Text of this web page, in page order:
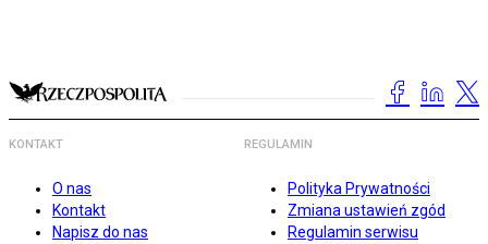
KONTAKT
O nas
Kontakt
Napisz do nas
REGULAMIN
Polityka Prywatności
Zmiana ustawień zgód
Regulamin serwisu